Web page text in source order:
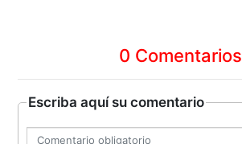
0 Comentarios
Escriba aquí su comentario